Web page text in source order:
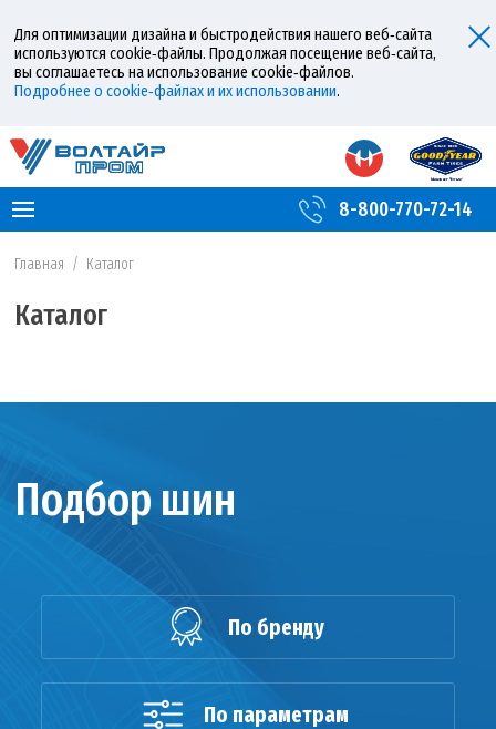
Для оптимизации дизайна и быстродействия нашего веб‑сайта
используются cookie‑файлы. Продолжая посещение веб‑сайта,
вы соглашаетесь на использование cookie‑файлов.
Подробнее о cookie‑файлах и их использовании.
8-800-770-72-14
Главная / Каталог
Каталог
Подбор шин
По бренду
По параметрам